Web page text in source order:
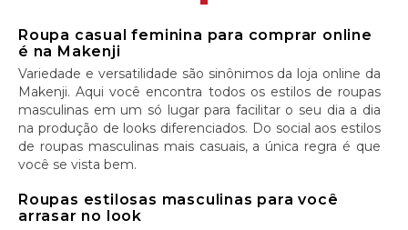
Roupa casual feminina para comprar online
é na Makenji
Variedade e versatilidade são sinônimos da loja online da
Makenji. Aqui você encontra todos os estilos de roupas
masculinas em um só lugar para facilitar o seu dia a dia
na produção de looks diferenciados. Do social aos estilos
de roupas masculinas mais casuais, a única regra é que
você se vista bem.
Roupas estilosas masculinas para você
arrasar no look